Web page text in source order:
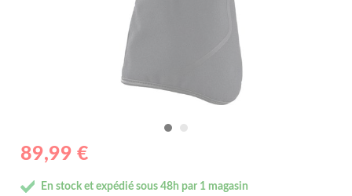
89,99 €
En stock et expédié sous 48h par 1 magasin